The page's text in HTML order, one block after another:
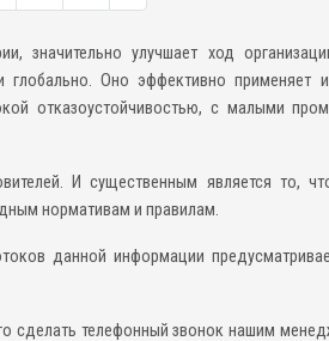
значительно улучшает ход
Оно эффективно применяет
отказоустойчивостью, с малыми
И существенным является то,
нормативам и правилам.
данной информации
сделать телефонный звонок нашим